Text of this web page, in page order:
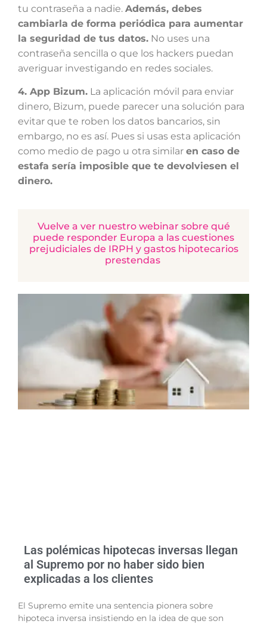
tu contraseña a nadie. Además, debes
cambiarla de forma periódica para aumentar
la seguridad de tus datos. No uses una
contraseña sencilla o que los hackers puedan
averiguar investigando en redes sociales.
4. App Bizum. La aplicación móvil para enviar
dinero, Bizum, puede parecer una solución para
evitar que te roben los datos bancarios, sin
embargo, no es así. Pues si usas esta aplicación
como medio de pago u otra similar en caso de
estafa sería imposible que te devolviesen el
dinero.
Vuelve a ver nuestro webinar sobre qué
puede responder Europa a las cuestiones
prejudiciales de IRPH y gastos hipotecarios
prestendas
Las polémicas hipotecas inversas llegan
al Supremo por no haber sido bien
explicadas a los clientes
El Supremo emite una sentencia pionera sobre
hipoteca inversa insistiendo en la idea de que son